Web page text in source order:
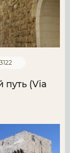
путь (Via